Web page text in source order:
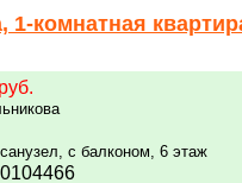
1-комнатная
с балконом, 6 этаж